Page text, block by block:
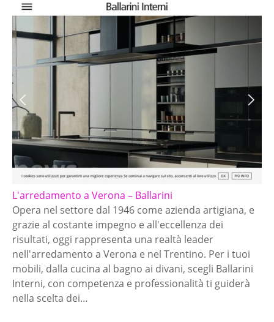
L'arredamento a Verona – Ballarini
Opera nel settore dal 1946 come azienda artigiana, e
grazie al costante impegno e all'eccellenza dei
risultati, oggi rappresenta una realtà leader
nell'arredamento a Verona e nel Trentino. Per i tuoi
mobili, dalla cucina al bagno ai divani, scegli Ballarini
Interni, con competenza e professionalità ti guiderà
nella scelta dei…